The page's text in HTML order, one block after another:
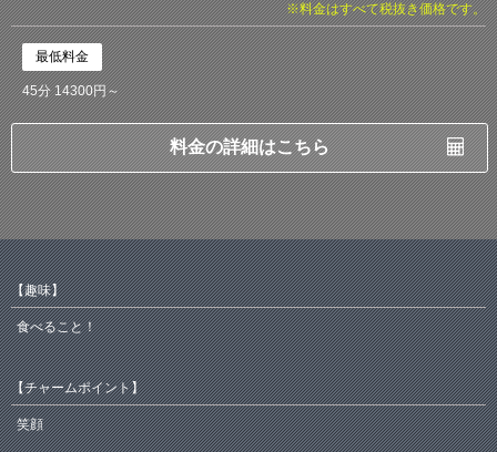
※料金はすべて税抜き価格です。
最低料金
45分 14300円～
料金の詳細はこちら
【趣味】
食べること！
【チャームポイント】
笑顔